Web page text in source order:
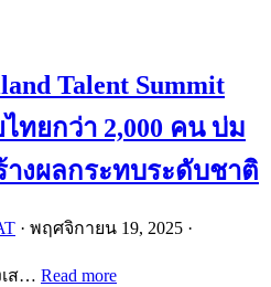
Talent Summit
ทยกว่า 2,000 คน บ่ม
างผลกระทบระดับชาติ
· พฤศจิกายน 19, 2025 ·
ส… Read more